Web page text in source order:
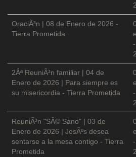
OraciÃ³n | 08 de Enero de 2026 -
Tierra Prometida
-
2Âª ReuniÃ³n familiar | 04 de
Enero de 2026 | Para siempre es
su misericordia - Tierra Prometida
-
ReuniÃ³n "SÃ© Sano" | 03 de
Enero de 2026 | JesÃºs desea
sentarse a la mesa contigo - Tierra
Prometida
-